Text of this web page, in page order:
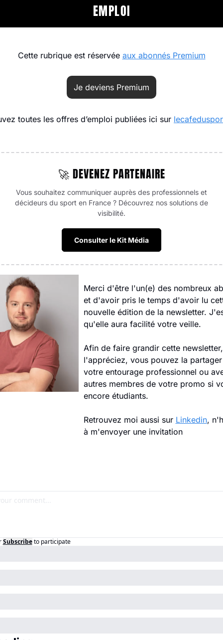
EMPLOI
Cette rubrique est réservée aux abonnés Premium
Je deviens Premium
toutes les offres d’emploi publiées ici sur
🚀 DEVENEZ PARTENAIRE
Vous souhaitez communiquer auprès des professionnels et
décideurs du sport en France ? Découvrez nos solutions de
visibilité.
Consulter le Kit Média
Merci d'être l'un(e) des nombreux
et d'avoir pris le temps d'avoir lu
nouvelle édition de la newsletter.
qu'elle aura facilité votre veille.
Afin de faire grandir cette
l'appréciez, vous pouvez la
votre entourage professionnel ou
autres membres de votre promo si
encore étudiants.
Retrouvez moi aussi sur Linkedin,
à m'envoyer une invitation
Subscribe to participate